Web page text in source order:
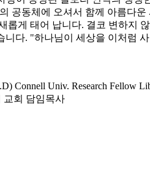
공동체에 오셔서 함께 아름다
게 태어 납니다. 결코 변하지
다. "하나님이 세상을 이처럼
Connell Univ. Research Fellow
교회 담임목사